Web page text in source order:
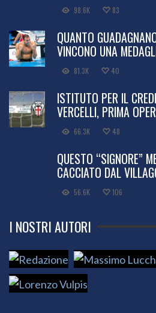
98.6K 83
QUANTO
VINCONO UNA
81.3K 40
ISTITUTO PER IL
VERCELLI, PRIMA
66.3K 48
QUESTO “SIGNORE”
CACCIATO DAL
56.6K 106
I NOSTRI AUTORI